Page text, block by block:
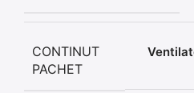
CONTINUT
PACHET